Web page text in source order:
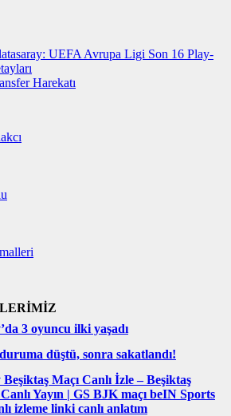
UEFA Avrupa Ligi Son 16 Play-
Harekatı
3 oyuncu ilki yaşadı
duruma düştü, sonra sakatlandı!
Maçı Canlı İzle – Beşiktaş
Yayın | GS BJK maçı beIN Sports
izleme linki canlı anlatım